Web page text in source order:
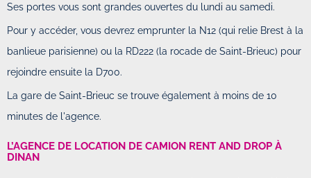
Ses portes vous sont grandes ouvertes du lundi au samedi.
Pour y accéder, vous devrez emprunter la N12 (qui relie Brest à la
banlieue parisienne) ou la RD222 (la rocade de Saint-Brieuc) pour
rejoindre ensuite la D700.
La gare de Saint-Brieuc se trouve également à moins de 10
minutes de l'agence.
L’AGENCE DE LOCATION DE CAMION RENT AND DROP À
DINAN